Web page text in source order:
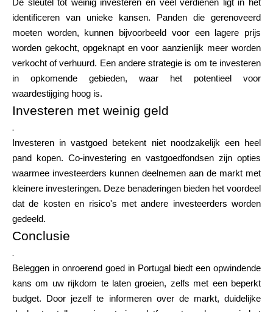
De sleutel tot weinig investeren en veel verdienen ligt in het
identificeren van unieke kansen. Panden die gerenoveerd
moeten worden, kunnen bijvoorbeeld voor een lagere prijs
worden gekocht, opgeknapt en voor aanzienlijk meer worden
verkocht of verhuurd. Een andere strategie is om te investeren
in opkomende gebieden, waar het potentieel voor
waardestijging hoog is.
Investeren met weinig geld
.
Investeren in vastgoed betekent niet noodzakelijk een heel
pand kopen. Co-investering en vastgoedfondsen zijn opties
waarmee investeerders kunnen deelnemen aan de markt met
kleinere investeringen. Deze benaderingen bieden het voordeel
dat de kosten en risico's met andere investeerders worden
gedeeld.
Conclusie
.
Beleggen in onroerend goed in Portugal biedt een opwindende
kans om uw rijkdom te laten groeien, zelfs met een beperkt
budget. Door jezelf te informeren over de markt, duidelijke